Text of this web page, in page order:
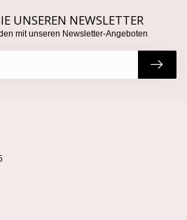
UNSEREN NEWSLETTER
mit unseren Newsletter-Angeboten